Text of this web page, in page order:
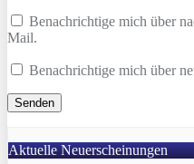
Benachrichtige mich über
Mail.
Benachrichtige mich über
Aktuelle Neuerscheinungen